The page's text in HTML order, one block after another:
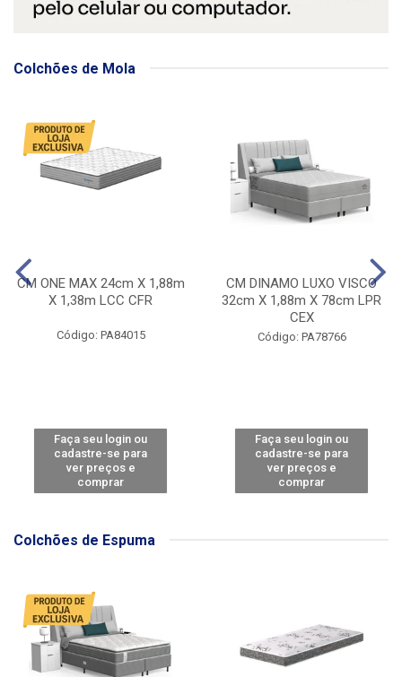
Colchões de Mola
CM ONE MAX 24cm X 1,88m
X 1,38m LCC CFR
Código: PA84015
Faça seu login ou
cadastre-se para
ver preços e
comprar
CM DINAMO LUXO VISCO
32cm X 1,88m X 78cm LPR
CEX
Código: PA78766
Faça seu login ou
cadastre-se para
ver preços e
comprar
Colchões de Espuma